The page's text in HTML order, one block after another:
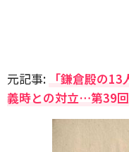
元記事: 「鎌倉殿の
義時との対立…第39